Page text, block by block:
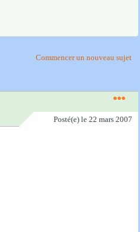
Commencer un nouveau sujet
Posté(e) le 22 mars 2007